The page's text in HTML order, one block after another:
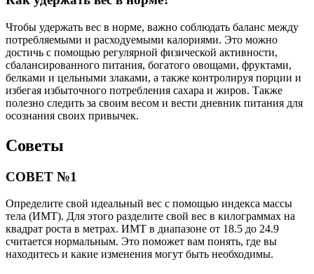
Чтобы удержать вес в норме, важно соблюдать баланс между
потребляемыми и расходуемыми калориями. Это можно
достичь с помощью регулярной физической активности,
сбалансированного питания, богатого овощами, фруктами,
белками и цельными злаками, а также контролируя порции и
избегая избыточного потребления сахара и жиров. Также
полезно следить за своим весом и вести дневник питания для
осознания своих привычек.
Советы
СОВЕТ №1
Определите свой идеальный вес с помощью индекса массы
тела (ИМТ). Для этого разделите свой вес в килограммах на
квадрат роста в метрах. ИМТ в диапазоне от 18.5 до 24.9
считается нормальным. Это поможет вам понять, где вы
находитесь и какие изменения могут быть необходимы.